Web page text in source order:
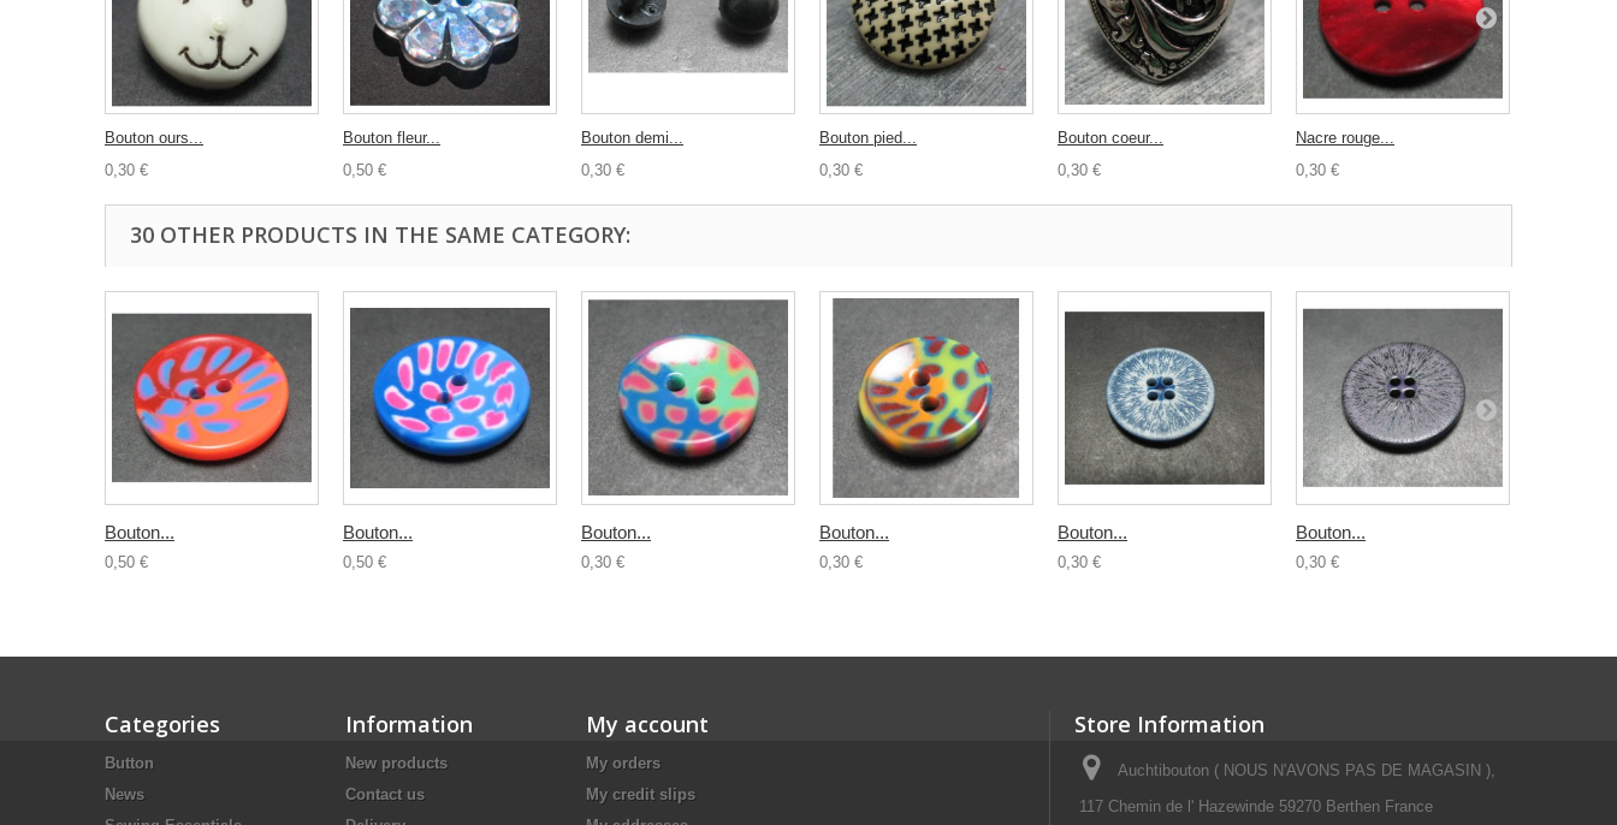
Bouton ours...
0,30 €
Bouton fleur...
0,50 €
Bouton demi...
0,30 €
Bouton pied...
0,30 €
Bouton coeur...
0,30 €
Nacre rouge...
0,30 €
30 OTHER PRODUCTS IN THE SAME CATEGORY:
Bouton...
0,50 €
Bouton...
0,50 €
Bouton...
0,30 €
Bouton...
0,30 €
Bouton...
0,30 €
Bouton...
0,30 €
Categories
Button
News
Information
New products
Contact us
My account
My orders
My credit slips
Store Information
Auchtibouton ( NOUS N'AVONS PAS DE MAGASIN ),
117 Chemin de l' Hazewinde 59270 Berthen France